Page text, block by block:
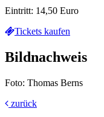
Eintritt: 14,50 Euro
Tickets kaufen
Bildnachweis
Foto: Thomas Berns
zurück